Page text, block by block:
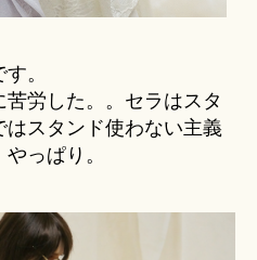
。
労した。。セラはスタ
スタンド使わない主義
っぱり。